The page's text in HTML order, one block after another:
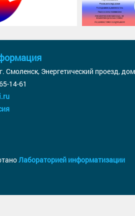
Смоленск, Энергетический проезд,
14-61
Лабораторией информатизации